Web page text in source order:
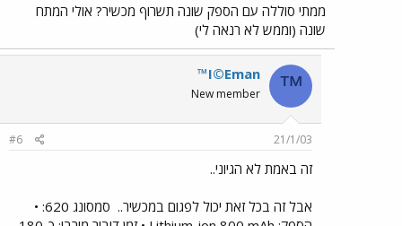
ממתי סוללה עם הספק שונה תשרוף מכשיר? אולי המתח
שונה (וממש לא רנאה לי)
™
™I©Eman
New member
21/1/03
#6
זה באמת לא הגיוני..
אבל זה בכל זאת יכול לפגום במכשיר..
סמסונג 620: •